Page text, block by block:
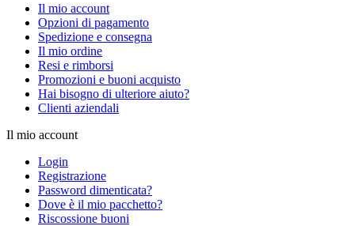
Il mio account
Opzioni di pagamento
Spedizione e consegna
Il mio ordine
Resi e rimborsi
Promozioni e buoni acquisto
Hai bisogno di ulteriore aiuto?
Clienti aziendali
Il mio account
Login
Registrazione
Password dimenticata?
Dove è il mio pacchetto?
Riscossione buoni